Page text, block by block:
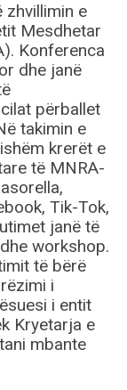
zhvillimin e
Mesdhetar
Konferenca
dhe janë
përballet
takimin e
krerët e
të MNRA-
Tik-Tok,
janë të
workshop.
të bërë
i
i entit
Kryetarja e
mbante